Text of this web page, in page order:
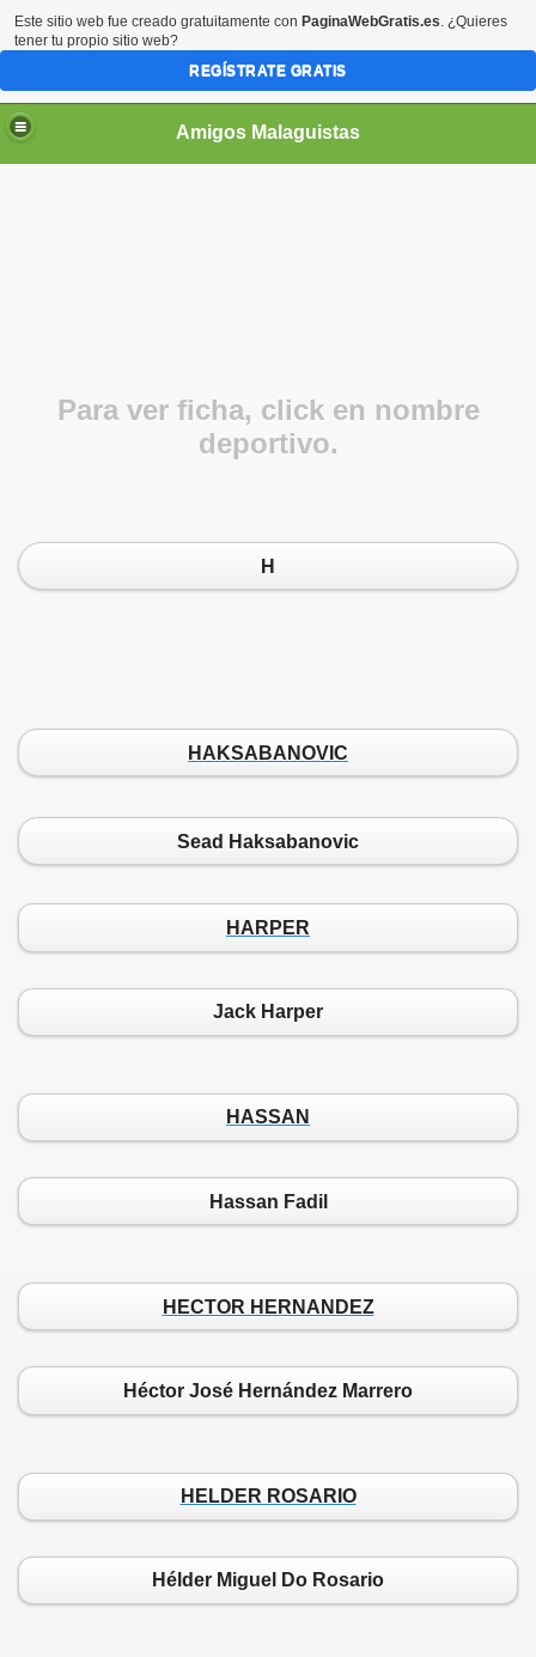
Amigos Malaguistas
Para ver ficha, click en nombre
deportivo.
H
HAKSABANOVIC
Sead Haksabanovic
HARPER
Jack Harper
HASSAN
Hassan Fadil
HECTOR HERNANDEZ
Héctor José Hernández Marrero
HELDER ROSARIO
Hélder Miguel Do Rosario
Este sitio web fue creado gratuitamente con PaginaWebGratis.es. ¿Quieres
tener tu propio sitio web?
REGÍSTRATE GRATIS